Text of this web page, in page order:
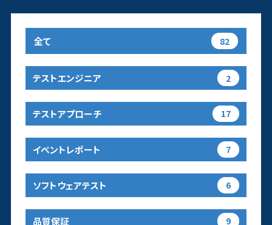
全て 82
テストエンジニア 2
テストアプローチ 17
イベントレポート 7
ソフトウェアテスト 6
品質保証 9